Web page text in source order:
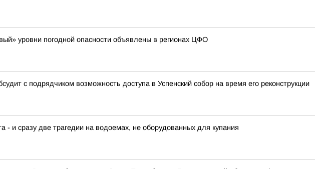
уровни погодной опасности объявлены в регионах ЦФО
с подрядчиком возможность доступа в Успенский собор на время его реконструкции
- и сразу две трагедии на водоемах, не оборудованных для купания